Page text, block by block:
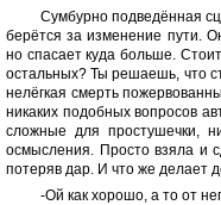
Сумбурно подведённая
берётся за изменение пути.
но спасает куда больше.
остальных? Ты решаешь, что
нелёгкая смерть
никаких подобных вопросов
сложные для простушечки,
осмысления. Просто взяла и
потеряв дар. И что же делает
-Ой как хорошо, а то от